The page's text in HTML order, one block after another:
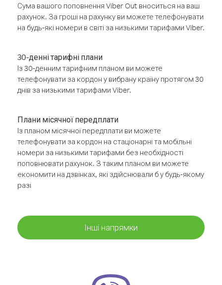
Сума вашого поповнення Viber Out вноситься на ваш
рахунок. За гроші на рахунку ви можете телефонувати
на будь-які номери в світі за низькими тарифами Viber.
30-денні тарифні плани
Із 30-денним тарифним планом ви можете
телефонувати за кордон у вибрану країну протягом 30
днів за низькими тарифами Viber.
Плани місячної передплати
Із планом місячної передплати ви можете
телефонувати за кордон на стаціонарні та мобільні
номери за низькими тарифами без необхідності
поповнювати рахунок. З таким планом ви можете
економити на дзвінках, які здійснювали б у будь-якому
разі
Інші напрямки